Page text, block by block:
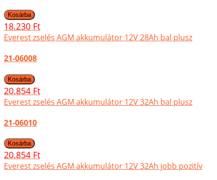
18.230 Ft
Everest zselés AGM akkumulátor 12V 28Ah bal plusz
21-06008
20.854 Ft
Everest zselés AGM akkumulátor 12V 32Ah bal plusz
21-06010
20.854 Ft
Everest zselés AGM akkumulátor 12V 32Ah jobb pozitív